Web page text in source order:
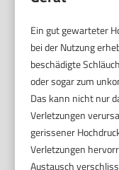
Ein gut gewarteter
bei der Nutzung
beschädigte
oder sogar zum
Das kann nicht nur
Verletzungen
gerissener
Verletzungen
Austausch